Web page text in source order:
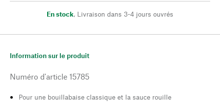
En stock, Livraison dans 3-4 jours ouvrés
Information sur le produit
Numéro d'article 15785
Pour une bouillabaise classique et la sauce rouille